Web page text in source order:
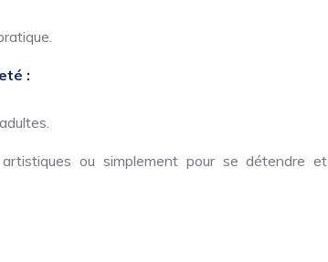
:
ou simplement pour se détendre et